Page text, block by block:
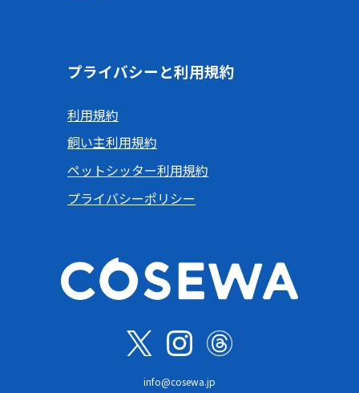
プライバシーと利用規約
利用規約
飼い主利用規約
ペットシッター利用規約
プライバシーポリシー
info@cosewa.jp